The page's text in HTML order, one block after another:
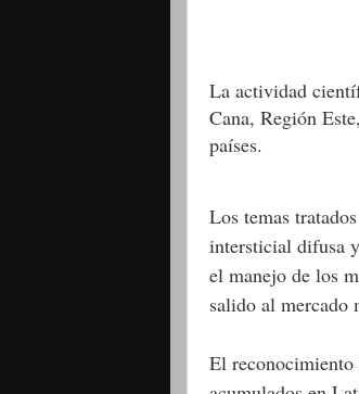
La actividad
Cana, Región
países.
Los temas
intersticial difusa
el manejo de los
salido al mercado
El reconocimiento